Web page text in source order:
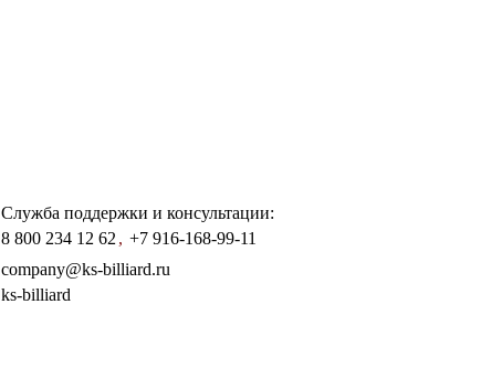
Cлужба поддержки и консультации:
8 800 234 12 62 , +7 916-168-99-11
company@ks-billiard.ru
ks-billiard